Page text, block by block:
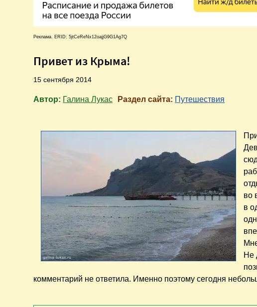
Реклама. ERID: 5jtCeReNx12oajjG9G1Ag7Q
Привет из Крыма!
15 сентября 2014
Автор: Галина Лукас Раздел сайта: Путешествия
во
в
Не
комментарий не ответила. Именно поэтому сегодня